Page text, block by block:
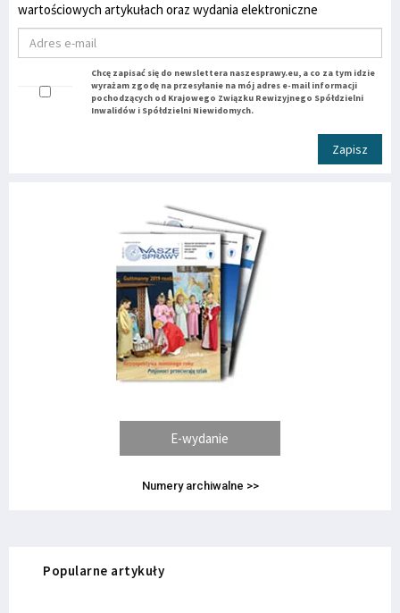
wartościowych artykułach oraz wydania elektroniczne
Chcę zapisać się do newslettera naszesprawy.eu, a co za tym idzie
wyrażam zgodę na przesyłanie na mój adres e-mail informacji
pochodzących od Krajowego Związku Rewizyjnego Spółdzielni
Inwalidów i Spółdzielni Niewidomych.
Zapisz
E-wydanie
Numery archiwalne >>
Popularne artykuły